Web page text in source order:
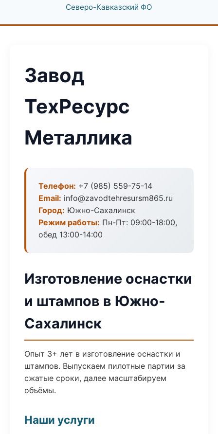
Северо-Кавказский ФО
Завод
ТехРесурс
Металлика
Телефон: +7 (985) 559-75-14
Email: info@zavodtehresursm865.ru
Город: Южно-Сахалинск
Режим работы: Пн-Пт: 09:00-18:00,
обед 13:00-14:00
Изготовление оснастки
и штампов в Южно-
Сахалинск
Опыт 3+ лет в изготовление оснастки и
штампов. Выпускаем пилотные партии за
сжатые сроки, далее масштабируем
объёмы.
Наши услуги